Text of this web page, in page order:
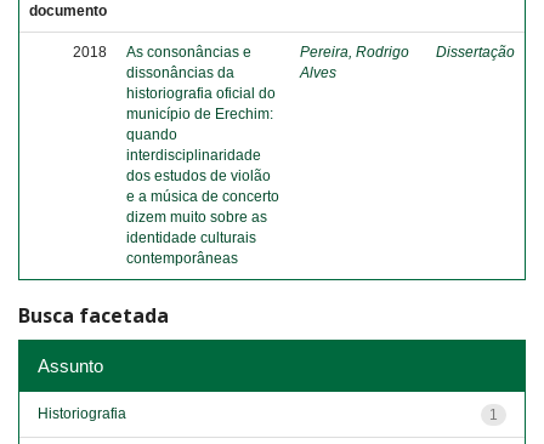
documento
2018
As consonâncias e
dissonâncias da
historiografia oficial do
município de Erechim:
quando
interdisciplinaridade
dos estudos de violão
e a música de concerto
dizem muito sobre as
identidade culturais
contemporâneas
Pereira, Rodrigo
Alves
Dissertação
Busca facetada
Assunto
1
Historiografia